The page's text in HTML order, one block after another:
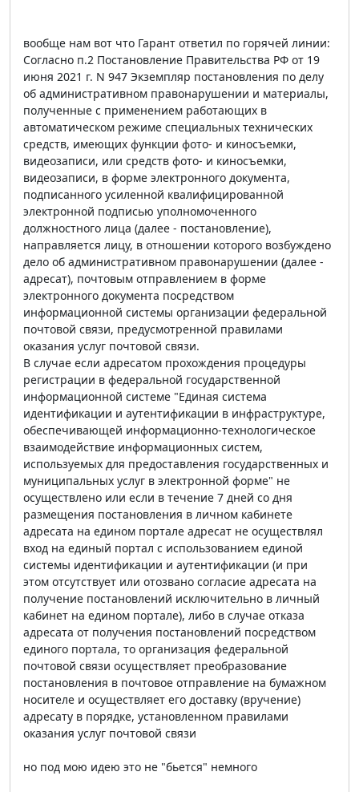
вообще нам вот что Гарант ответил по горячей линии:
Согласно п.2 Постановление Правительства РФ от 19
июня 2021 г. N 947 Экземпляр постановления по делу
об административном правонарушении и материалы,
полученные с применением работающих в
автоматическом режиме специальных технических
средств, имеющих функции фото- и киносъемки,
видеозаписи, или средств фото- и киносъемки,
видеозаписи, в форме электронного документа,
подписанного усиленной квалифицированной
электронной подписью уполномоченного
должностного лица (далее - постановление),
направляется лицу, в отношении которого возбуждено
дело об административном правонарушении (далее -
адресат), почтовым отправлением в форме
электронного документа посредством
информационной системы организации федеральной
почтовой связи, предусмотренной правилами
оказания услуг почтовой связи.
В случае если адресатом прохождения процедуры
регистрации в федеральной государственной
информационной системе "Единая система
идентификации и аутентификации в инфраструктуре,
обеспечивающей информационно-технологическое
взаимодействие информационных систем,
используемых для предоставления государственных и
муниципальных услуг в электронной форме" не
осуществлено или если в течение 7 дней со дня
размещения постановления в личном кабинете
адресата на едином портале адресат не осуществлял
вход на единый портал с использованием единой
системы идентификации и аутентификации (и при
этом отсутствует или отозвано согласие адресата на
получение постановлений исключительно в личный
кабинет на едином портале), либо в случае отказа
адресата от получения постановлений посредством
единого портала, то организация федеральной
почтовой связи осуществляет преобразование
постановления в почтовое отправление на бумажном
носителе и осуществляет его доставку (вручение)
адресату в порядке, установленном правилами
оказания услуг почтовой связи
но под мою идею это не "бьется" немного